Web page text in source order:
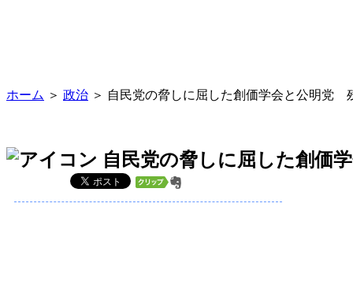
ホーム ＞ 政治 ＞ 自民党の脅しに屈した創価学会と公明党
自民党の脅しに屈した創価